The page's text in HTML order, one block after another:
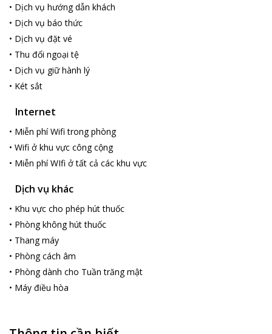
• Dịch vụ hướng dẫn khách
• Dịch vụ báo thức
• Dịch vụ đặt vé
• Thu đổi ngoại tệ
• Dịch vụ giữ hành lý
• Két sắt
Internet
• Miễn phí Wifi trong phòng
• Wifi ở khu vực công cộng
• Miễn phí WIfi ở tất cả các khu vực
Dịch vụ khác
• Khu vực cho phép hút thuốc
• Phòng không hút thuốc
• Thang máy
• Phòng cách âm
• Phòng dành cho Tuần trăng mật
• Máy điều hòa